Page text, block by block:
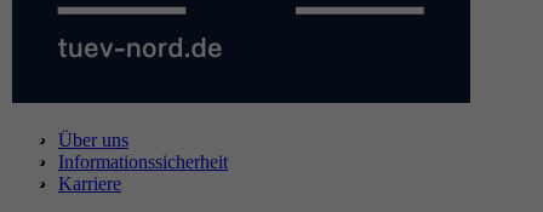
Über uns
Informationssicherheit
Karriere